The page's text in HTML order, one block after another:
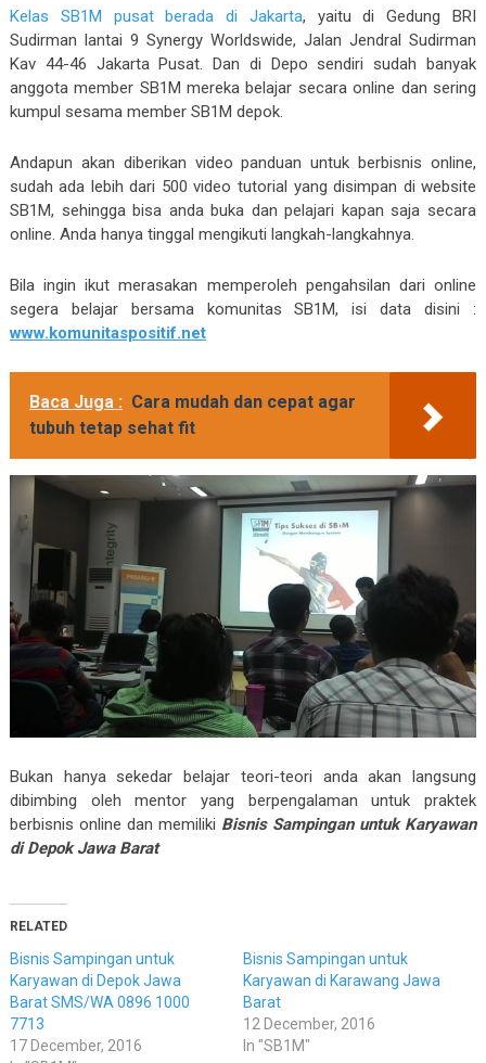
Kelas SB1M pusat berada di Jakarta, yaitu di Gedung BRI
Sudirman lantai 9 Synergy Worldswide, Jalan Jendral Sudirman
Kav 44-46 Jakarta Pusat. Dan di Depo sendiri sudah banyak
anggota member SB1M mereka belajar secara online dan sering
kumpul sesama member SB1M depok.
Andapun akan diberikan video panduan untuk berbisnis online,
sudah ada lebih dari 500 video tutorial yang disimpan di website
SB1M, sehingga bisa anda buka dan pelajari kapan saja secara
online. Anda hanya tinggal mengikuti langkah-langkahnya.
Bila ingin ikut merasakan memperoleh pengahsilan dari online
segera belajar bersama komunitas SB1M, isi data disini :
www.komunitaspositif.net
Baca Juga : Cara mudah dan cepat agar
tubuh tetap sehat fit
Bukan hanya sekedar belajar teori-teori anda akan langsung
dibimbing oleh mentor yang berpengalaman untuk praktek
berbisnis online dan memiliki Bisnis Sampingan untuk Karyawan
di Depok Jawa Barat
RELATED
Bisnis Sampingan untuk
Karyawan di Depok Jawa
Barat SMS/WA 0896 1000
7713
17 December, 2016
Bisnis Sampingan untuk
Karyawan di Karawang Jawa
Barat
12 December, 2016
In "SB1M"